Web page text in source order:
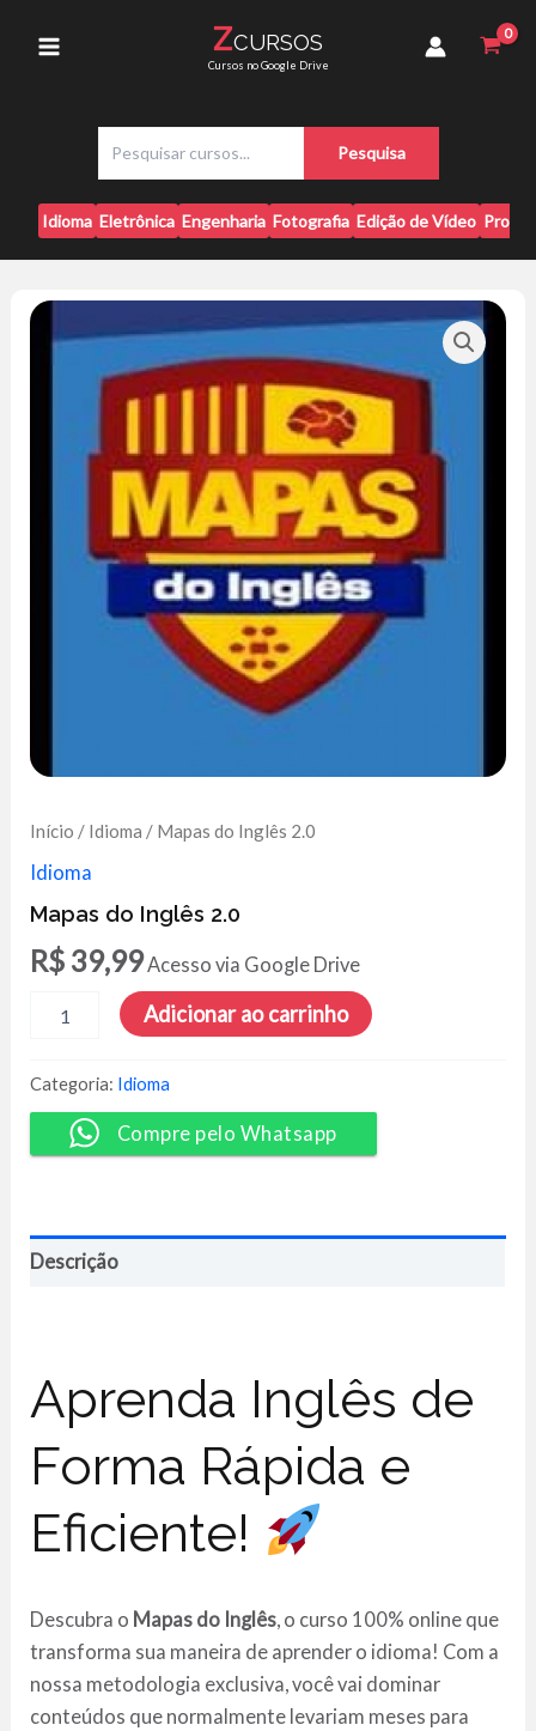
Menu
ZCURSOS
Cursos no Google Drive
s
q
u
i
a
r
Pesquisa
Idioma Eletrônica Engenharia Fotografia Edição de Vídeo
Início / Idioma / Mapas do Inglês 2.0
Idioma
Mapas do Inglês 2.0
R$ 39,99Acesso via Google Drive
2.0
quantidade
Adicionar ao carrinho
Categoria: Idioma
Compre pelo Whatsapp
Descrição
Aprenda Inglês de
Forma Rápida e
Eficiente!
Descubra o Mapas do Inglês, o curso 100% online que
transforma sua maneira de aprender o idioma! Com a
nossa metodologia exclusiva, você vai dominar
conteúdos que normalmente levariam meses para
quantidade